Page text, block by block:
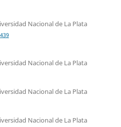
Nacional de La Plata
Nacional de La Plata
Nacional de La Plata
Nacional de La Plata